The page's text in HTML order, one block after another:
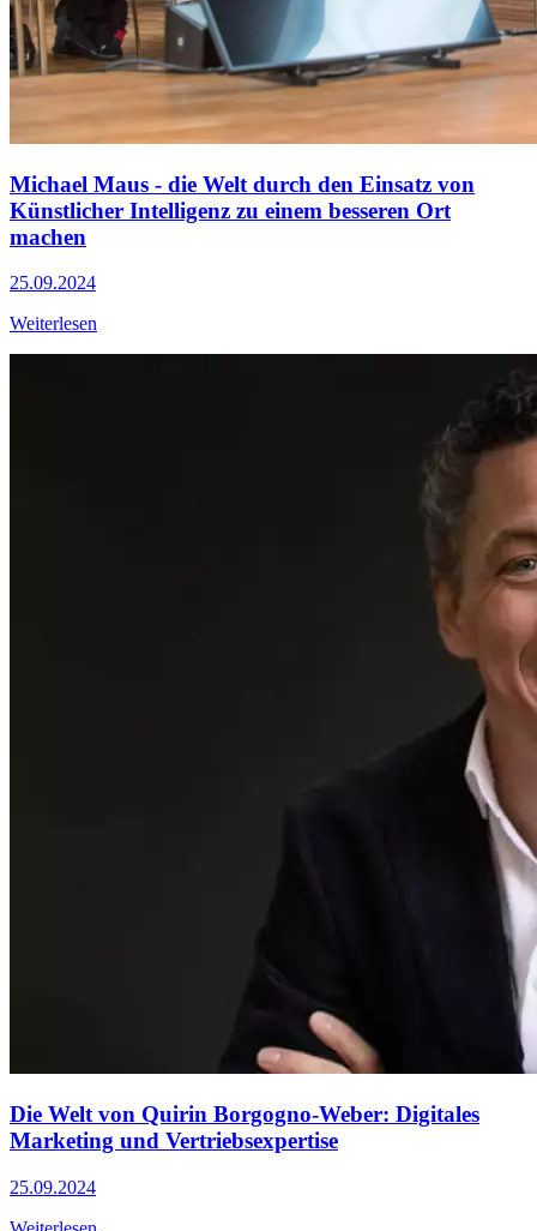
Michael Maus - die Welt durch den Einsatz von
Künstlicher Intelligenz zu einem besseren Ort
machen
25.09.2024
Weiterlesen
Die Welt von Quirin Borgogno-Weber: Digitales
Marketing und Vertriebsexpertise
25.09.2024